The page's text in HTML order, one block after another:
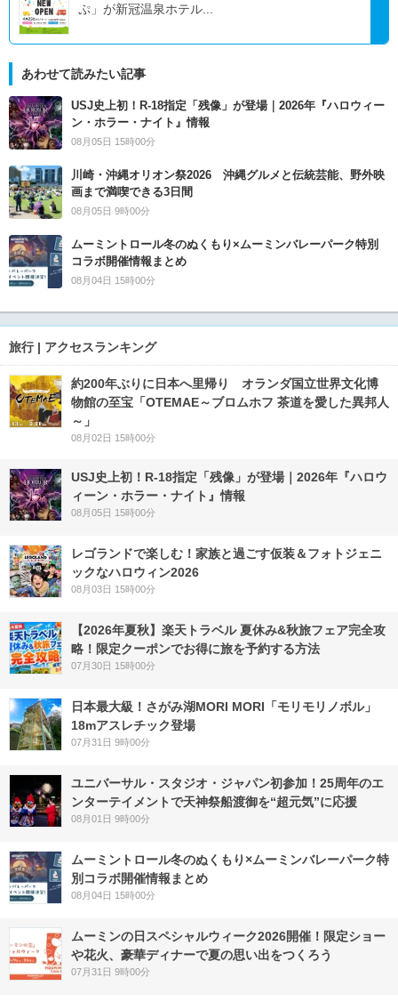
ぷ」が新冠温泉ホテル...
あわせて読みたい記事
USJ史上初！R-18指定「残像」が登場｜2026年『ハロウィー
ン・ホラー・ナイト』情報
08月05日 15時00分
川崎・沖縄オリオン祭2026 沖縄グルメと伝統芸能、野外映
画まで満喫できる3日間
08月05日 9時00分
ムーミントロール冬のぬくもり×ムーミンバレーパーク特別
コラボ開催情報まとめ
08月04日 15時00分
旅行 | アクセスランキング
約200年ぶりに日本へ里帰り オランダ国立世界文化博
物館の至宝「OTEMAE～ブロムホフ 茶道を愛した異邦人
～」
08月02日 15時00分
USJ史上初！R-18指定「残像」が登場｜2026年『ハロウ
ィーン・ホラー・ナイト』情報
08月05日 15時00分
レゴランドで楽しむ！家族と過ごす仮装＆フォトジェニ
ックなハロウィン2026
08月03日 15時00分
【2026年夏秋】楽天トラベル 夏休み&秋旅フェア完全攻
略！限定クーポンでお得に旅を予約する方法
07月30日 15時00分
日本最大級！さがみ湖MORI MORI「モリモリノボル」
18mアスレチック登場
07月31日 9時00分
ユニバーサル・スタジオ・ジャパン初参加！25周年のエ
ンターテイメントで天神祭船渡御を“超元気”に応援
08月01日 9時00分
ムーミントロール冬のぬくもり×ムーミンバレーパーク特
別コラボ開催情報まとめ
08月04日 15時00分
ムーミンの日スペシャルウィーク2026開催！限定ショー
や花火、豪華ディナーで夏の思い出をつくろう
07月31日 9時00分